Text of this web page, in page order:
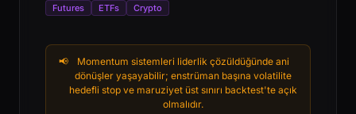
Futures ETFs Crypto
📢
Momentum sistemleri liderlik çözüldüğünde ani
dönüşler yaşayabilir; enstrüman başına volatilite
hedefli stop ve maruziyet üst sınırı backtest'te açık
olmalıdır.